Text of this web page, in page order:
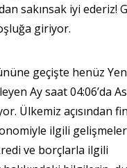
sakınsak iyi ederiz!
giriyor.
geçişte henüz
Ay saat 04:06’da
Ülkemiz açısından
ilgili
ve borçlarla ilgili